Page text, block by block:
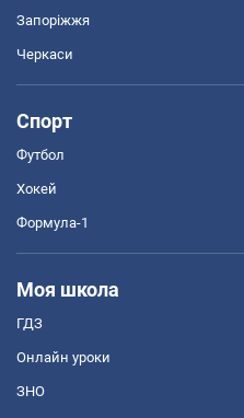
Запоріжжя
Черкаси
Спорт
Футбол
Хокей
Формула-1
Моя школа
ГДЗ
Онлайн уроки
ЗНО